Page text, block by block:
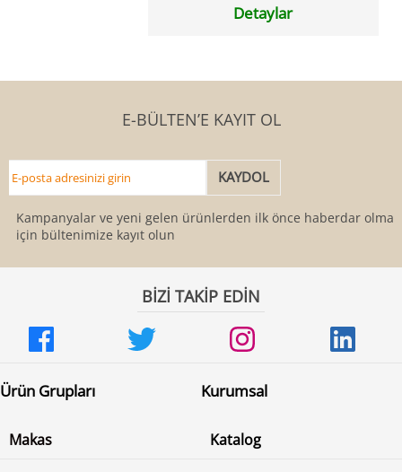
Detaylar
E-BÜLTEN’E KAYIT OL
Kampanyalar ve yeni gelen ürünlerden ilk önce haberdar olmak
için bültenimize kayıt olun
BİZİ TAKİP EDİN
Ürün Grupları
Makas
Kurumsal
Katalog